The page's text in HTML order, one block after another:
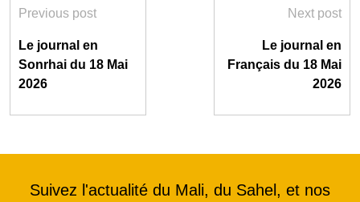
Previous post
Le journal en
Sonrhai du 18 Mai
2026
Next post
Le journal en
Français du 18 Mai
2026
Suivez l'actualité du Mali, du Sahel, et nos